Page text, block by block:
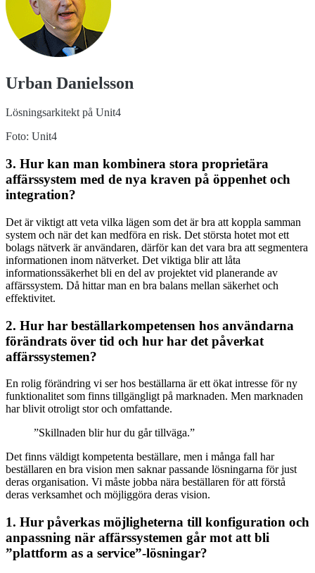
Urban Danielsson
Lösningsarkitekt på Unit4
Foto: Unit4
3. Hur kan man kombinera stora proprietära
affärssystem med de nya kraven på öppenhet och
integration?
Det är viktigt att veta vilka lägen som det är bra att koppla samman
system och när det kan medföra en risk. Det största hotet mot ett
bolags nätverk är användaren, därför kan det vara bra att segmentera
informationen inom nätverket. Det viktiga blir att låta
informationssäkerhet bli en del av projektet vid planerande av
affärssystem. Då hittar man en bra balans mellan säkerhet och
effektivitet.
2. Hur har beställarkompetensen hos användarna
förändrats över tid och hur har det påverkat
affärssystemen?
En rolig förändring vi ser hos beställarna är ett ökat intresse för ny
funktionalitet som finns tillgängligt på marknaden. Men marknaden
har blivit otroligt stor och omfattande.
”Skillnaden blir hur du går tillväga.”
Det finns väldigt kompetenta beställare, men i många fall har
beställaren en bra vision men saknar passande lösningarna för just
deras organisation. Vi måste jobba nära beställaren för att förstå
deras verksamhet och möjliggöra deras vision.
1. Hur påverkas möjligheterna till konfiguration och
anpassning när affärssystemen går mot att bli
”plattform as a service”-lösningar?